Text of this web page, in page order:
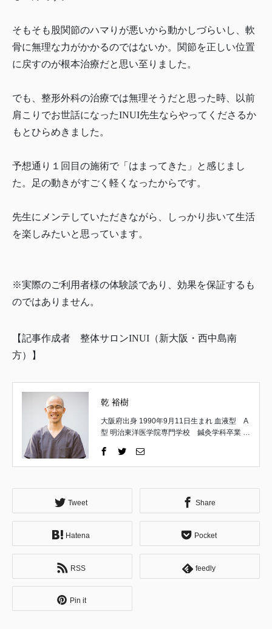
そもそも股関節のハマりが悪いから動かしづらいし、軟
骨に無理な力がかかるのではないか。関節を正しい位置
に戻すのが根本治療だと思い至りました。
でも、整形外科の治療では無理そうだと思った時、以前
肩こりでお世話になったINUI先生ならやってくださるか
もとひらめきました。
予想通り１回目の施術で「はまってきた」と感じまし
た。足の動きがすごく軽くなったからです。
先生にメンテしていただきながら、しっかり歩いて生活
を楽しみたいと思っています。
※実際のご利用者様の体験談であり、効果を保証するも
のではありません。
【記事作成者 整体サロンINUI（新大阪・西中島南
方）】
乾 裕樹
大阪府出身 1990年9月11日生まれ 血液型 A
型 明治東洋医学院専門学校 鍼灸学科卒業 取
人 日本統合手技協会 理事 一般社団法人
日本統合手技協会 公認インストラクター 京
しての経歴） 高校卒業後、18歳で施術家の道
へ。 午前は鍼灸の専門学生として学び、午後
は地元の鍼灸整骨院で夜遅くまで勤務。 主に
施術方法を習得する。 ↓ 専門学校卒業後は不
妊症を専門とする鍼灸院にて修行。 婦人科疾
の方々へのアプローチ、東洋医学的な診察方
Tweet Share
Hatena Pocket
RSS feedly
Pin it